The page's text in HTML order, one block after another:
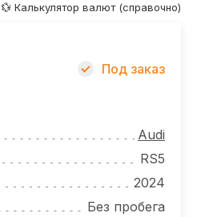
💱 Калькулятор валют (справочно)
Под заказ
Audi
RS5
2024
Без пробега